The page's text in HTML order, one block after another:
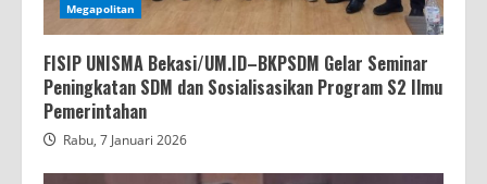
Megapolitan
FISIP UNISMA Bekasi/UM.ID–BKPSDM Gelar Seminar
Peningkatan SDM dan Sosialisasikan Program S2 Ilmu
Pemerintahan
Rabu, 7 Januari 2026